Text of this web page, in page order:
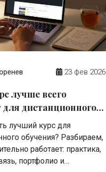
23 фев 2026
лучше всего
для дистанционного
лучший курс для
обучения? Разбираем,
работает: практика,
портфолио и